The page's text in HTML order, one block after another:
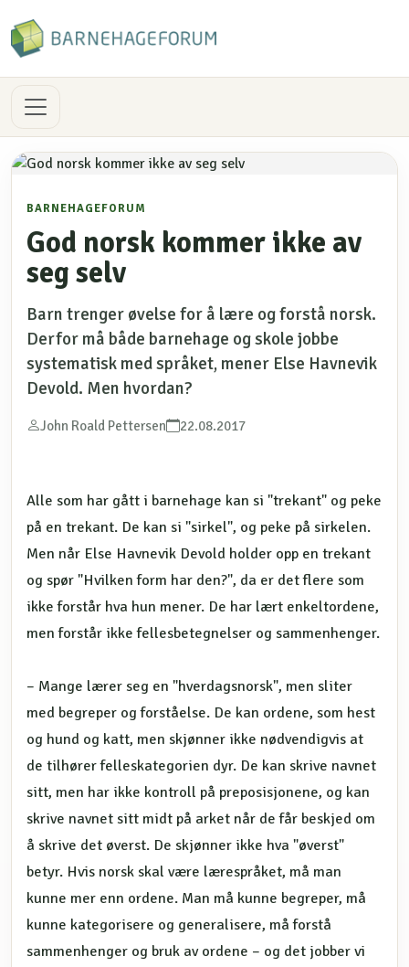
BARNEHAGEFORUM
God norsk kommer ikke av
seg selv
Barn trenger øvelse for å lære og forstå norsk.
Derfor må både barnehage og skole jobbe
systematisk med språket, mener Else Havnevik
Devold. Men hvordan?
John Roald Pettersen 22.08.2017
Alle som har gått i barnehage kan si "trekant" og peke
på en trekant. De kan si "sirkel", og peke på sirkelen.
Men når Else Havnevik Devold holder opp en trekant
og spør "Hvilken form har den?", da er det flere som
ikke forstår hva hun mener. De har lært enkeltordene,
men forstår ikke fellesbetegnelser og sammenhenger.
– Mange lærer seg en "hverdagsnorsk", men sliter
med begreper og forståelse. De kan ordene, som hest
og hund og katt, men skjønner ikke nødvendigvis at
de tilhører felleskategorien dyr. De kan skrive navnet
sitt, men har ikke kontroll på preposisjonene, og kan
skrive navnet sitt midt på arket når de får beskjed om
å skrive det øverst. De skjønner ikke hva "øverst"
betyr. Hvis norsk skal være lærespråket, må man
kunne mer enn ordene. Man må kunne begreper, må
kunne kategorisere og generalisere, må forstå
sammenhenger og bruk av ordene – og det jobber vi